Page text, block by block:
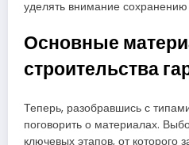
уделять внимание
Основные
строительства
Теперь, разобравшись с
поговорить о материалах.
ключевых этапов, от которого